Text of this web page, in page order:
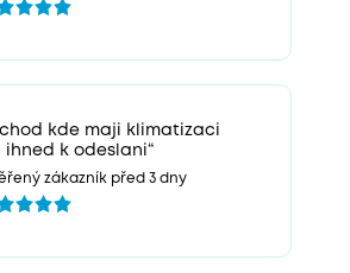
kde maji klimatizaci
ihned k odeslani“
zákazník před 3 dny